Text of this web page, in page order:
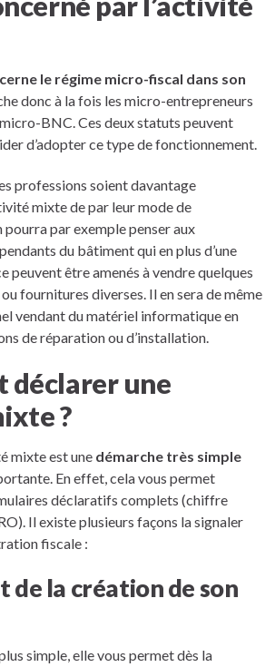
le régime micro-fiscal dans son
donc à la fois les micro-entrepreneurs
BNC. Ces deux statuts peuvent
d’adopter ce type de fonctionnement.
professions soient davantage
mixte de par leur mode de
par exemple penser aux
du bâtiment qui en plus d’une
peuvent être amenés à vendre quelques
fournitures diverses. Il en sera de même
vendant du matériel informatique en
de réparation ou d’installation.
déclarer une
?
mixte est une démarche très simple
En effet, cela vous permet
déclaratifs complets (chiffre
Il existe plusieurs façons la signaler
fiscale :
de la création de son
simple, elle vous permet dès la